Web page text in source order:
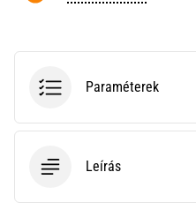
Minden cikk
megjelenítése
Paraméterek
Leírás